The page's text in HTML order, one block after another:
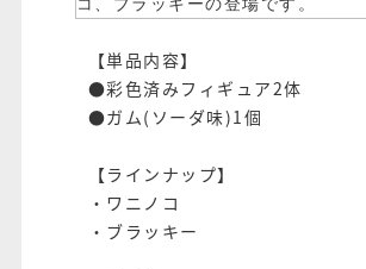
【単品内容】
●彩色済みフィギュア2体
●ガム(ソーダ味)1個
【ラインナップ】
・ワニノコ
・ブラッキー